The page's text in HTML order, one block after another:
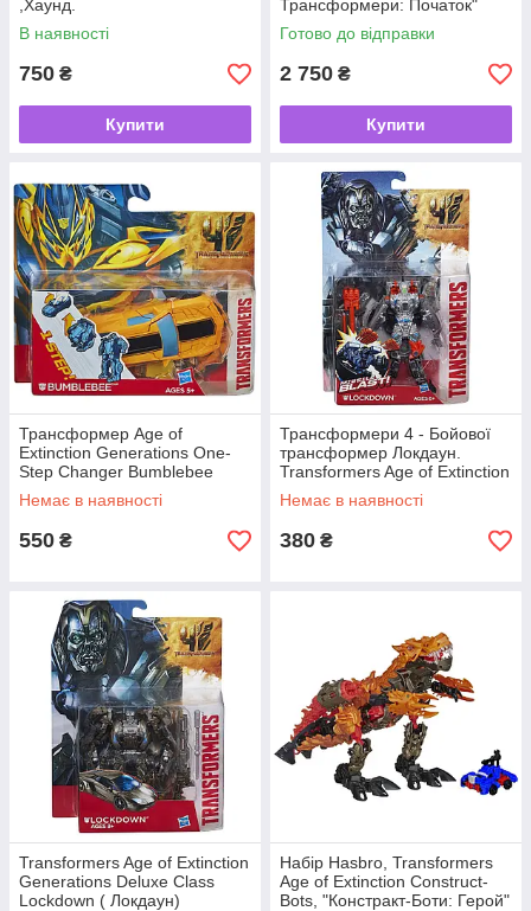
,Хаунд.
В наявності
750 ₴
Купити
Трансформери: Початок"
Transformers One Optimus
Prime
Готово до відправки
2 750 ₴
Купити
Трансформер Age of
Extinction Generations One-
Step Changer Bumblebee
(Епоха винищення
Трансформація за 1 крок
Немає в наявності
550 ₴
Трансформери 4 - Бойової
трансформер Локдаун.
Transformers Age of Extinction
Lockdown Power Attacker.
Немає в наявності
380 ₴
Transformers Age of Extinction
Generations Deluxe Class
Lockdown ( Локдаун)
Набір Hasbro, Transformers
Age of Extinction Construct-
Bots, "Констракт-Боти: Герой"